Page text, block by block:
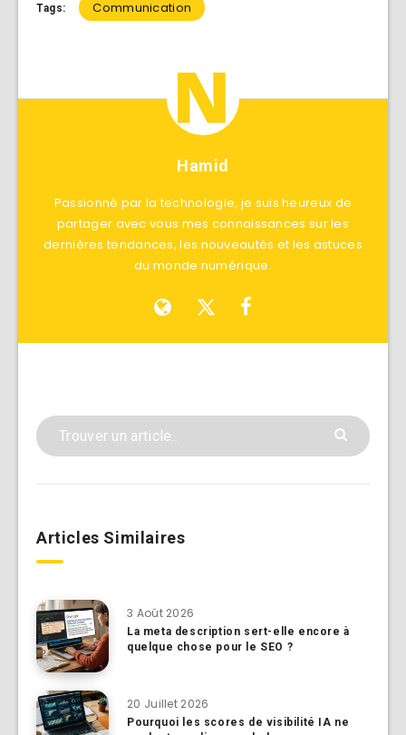
Tags: Communication
Hamid
Passionné par la technologie, je suis heureux de
partager avec vous mes connaissances sur les
dernières tendances, les nouveautés et les astuces
du monde numérique.
Articles Similaires
3 Août 2026
La meta description sert-elle encore à
quelque chose pour le SEO ?
20 Juillet 2026
Pourquoi les scores de visibilité IA ne